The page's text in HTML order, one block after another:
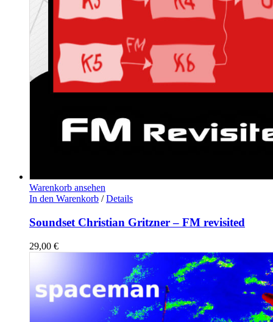
Warenkorb ansehen
In den Warenkorb / Details
Soundset Christian Gritzner – FM revisited
29,00 €